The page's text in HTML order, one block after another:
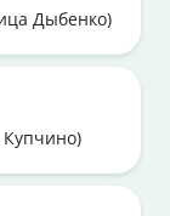
Дыбенко)
Купчино)